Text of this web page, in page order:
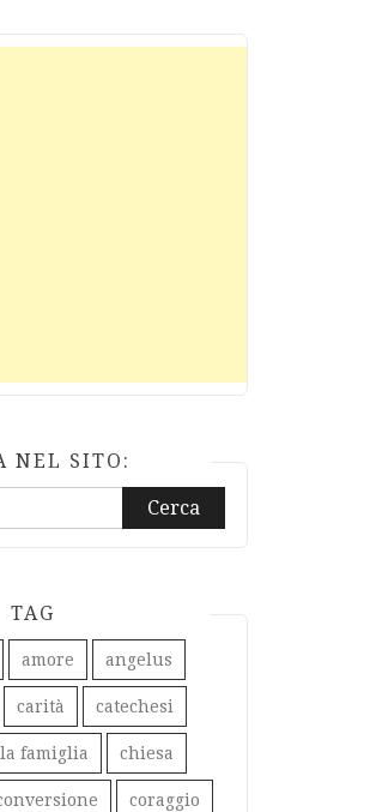
NEL SITO:
TAG
amore angelus
carità catechesi
famiglia chiesa
coraggio